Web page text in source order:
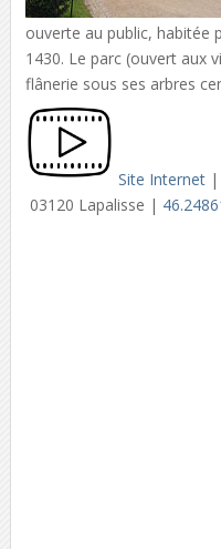
ouverte au public, habitée
1430. Le parc (ouvert aux
flânerie sous ses arbres
Site Internet|
03120 Lapalisse |